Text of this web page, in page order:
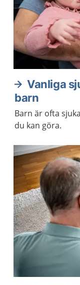
Vanliga
barn
Barn är ofta
du kan göra.